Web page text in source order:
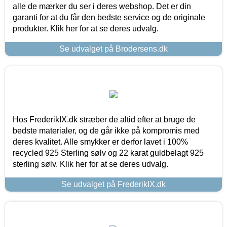
alle de mærker du ser i deres webshop. Det er din
garanti for at du får den bedste service og de originale
produkter. Klik her for at se deres udvalg.
Se udvalget på Brodersens.dk
Hos FrederikIX.dk stræber de altid efter at bruge de
bedste materialer, og de går ikke på kompromis med
deres kvalitet. Alle smykker er derfor lavet i 100%
recycled 925 Sterling sølv og 22 karat guldbelagt 925
sterling sølv. Klik her for at se deres udvalg.
Se udvalget på FrederikIX.dk